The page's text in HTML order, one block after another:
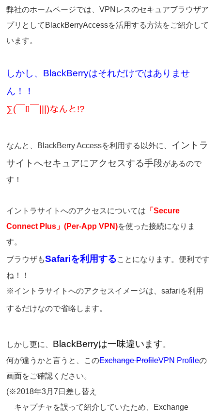
弊社のホームページでは、VPNレスのセキュアブラウザア
プリとして BlackBerryAccessを活用する方法をご紹介して
います。
しかし、BlackBerryはそれだけではありませ
ん！！
∑(￣ﾛ￣|||)なんと!?
なんと、BlackBerry Accessを利用する以外に、 イントラ
サイトへセキュアにアクセスする手段があるので
す！
イントラサイトへのアクセスについては 「Secure
Connect Plus」(Per-App VPN)を使った接続になりま
す。
ブラウザもSafariを利用することになります。便利です
ね！！
※イントラサイトへのアクセスイメージは、safariを利用
するだけなので省略します。
しかし更に、 BlackBerryは一味違います。
何が違うかと言うと、このExchange ProfileVPN Profileの
画面をご確認ください。
(※2018年3月7日差し替え
キャプチャを誤って紹介していたため、Exchange